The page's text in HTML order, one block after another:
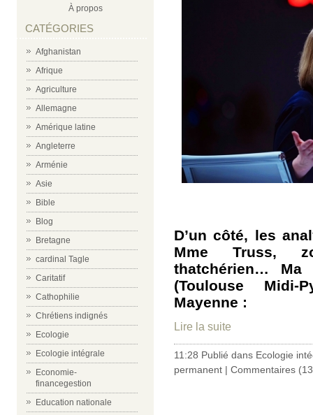
À propos
CATÉGORIES
Afghanistan
Afrique
Agriculture
Allemagne
Amérique latine
Angleterre
Arménie
Asie
Bible
Blog
Bretagne
cardinal Tagle
Caritatif
Cathophilie
Chrétiens indignés
Ecologie
Ecologie intégrale
Economie-
financegestion
Education nationale
D’un côté, les
Mme Truss,
thatchérien… Ma
(Toulouse Midi-
Mayenne :
Lire la suite
11:28 Publié dans Ecologie
permanent | Commentaires